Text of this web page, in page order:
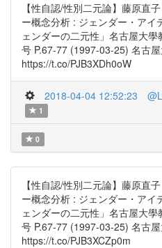
【性自認/性別二元論】藤原直
ー概念分析 : ジェンダー・アイ
ェンダーの二元性」名古屋大
号 P.67-77 (1997-03-25) 名古
https://t.co/PJB3XDh0oW
2018-04-04 12:52:23
1
0
【性自認/性別二元論】藤原直
ー概念分析 : ジェンダー・アイ
ェンダーの二元性」名古屋大
号 P.67-77 (1997-03-25) 名古
https://t.co/PJB3XCZp0m